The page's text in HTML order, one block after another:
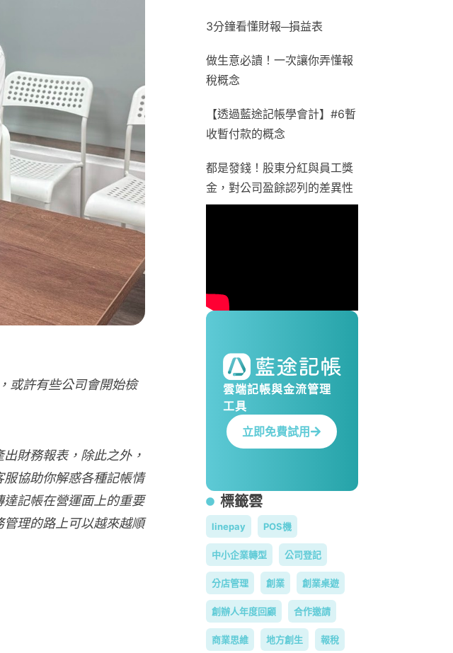
或許有些公司會開始檢
財務報表，除此之外，
協助你解惑各種記帳情
記帳在營運面上的重要
理的路上可以越來越順
3分鐘看懂財報─損益表
做生意必讀！一次讓你弄懂報
稅概念
【透過藍途記帳學會計】#6暫
收暫付款的概念
都是發錢！股東分紅與員工獎
金，對公司盈餘認列的差異性
雲端記帳與金流管理
工具
立即免費試用
標籤雲
linepay POS機
中小企業轉型 公司登記
分店管理 創業 創業桌遊
創辦人年度回顧 合作邀請
商業思維 地方創生 報稅